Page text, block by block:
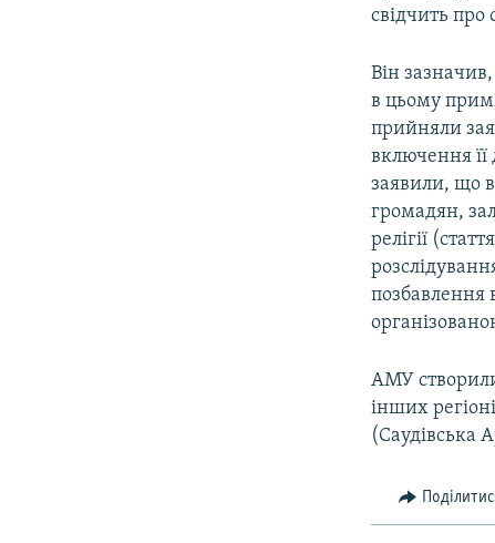
свідчить про
Він
в цьому
прийняли
включення
заявили, що
громадян,
релігії
позбавлення
АМУ
інших
(Саудівська